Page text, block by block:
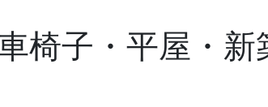
椅子・平屋・